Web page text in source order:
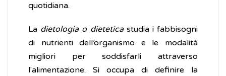
quotidiana.
La dietologiao dieteticastudia i fabbisogni
di nutrienti dell’organismo e le modalità
migliori per soddisfarli attraverso
l'alimentazione. Si occupa di definire la